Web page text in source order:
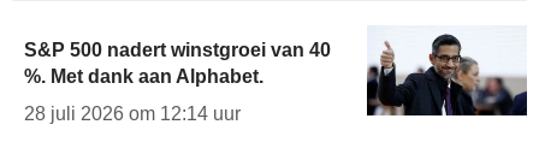
S&P 500 nadert winstgroei van 40
%. Met dank aan Alphabet.
28 juli 2026 om 12:14 uur